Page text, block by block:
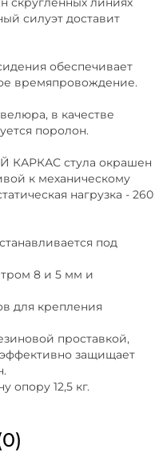
силуэт доставит
обеспечивает
времяпровождение.
в качестве
поролон.
стула окрашен
к механическому
нагрузка - 260
под
8 и 5 мм и
для крепления
проставкой,
защищает
опору 12,5 кг.